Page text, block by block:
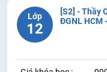
Lớp
12
[S2] - Thầy
ĐGNL HCM